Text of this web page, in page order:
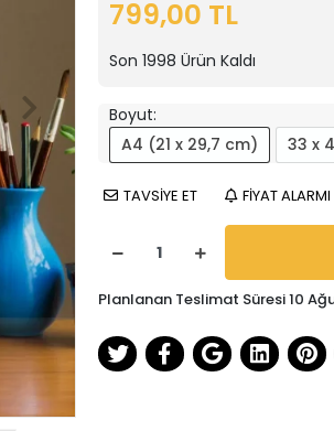
799,00 TL
Son 1998 Ürün Kaldı
Boyut:
A4 (21 x 29,7 cm)
33 x
TAVSİYE ET FİYAT ALARMI
Planlanan Teslimat Süresi 10